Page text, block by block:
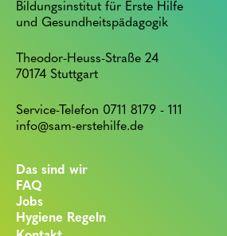
Bildungsinstitut für Erste Hilfe
und Gesundheitspädagogik
Theodor-Heuss-Straße 24
70174 Stuttgart
Service-Telefon 0711 8179 - 111
info@sam-erstehilfe.de
Das sind wir
FAQ
Jobs
Hygiene Regeln